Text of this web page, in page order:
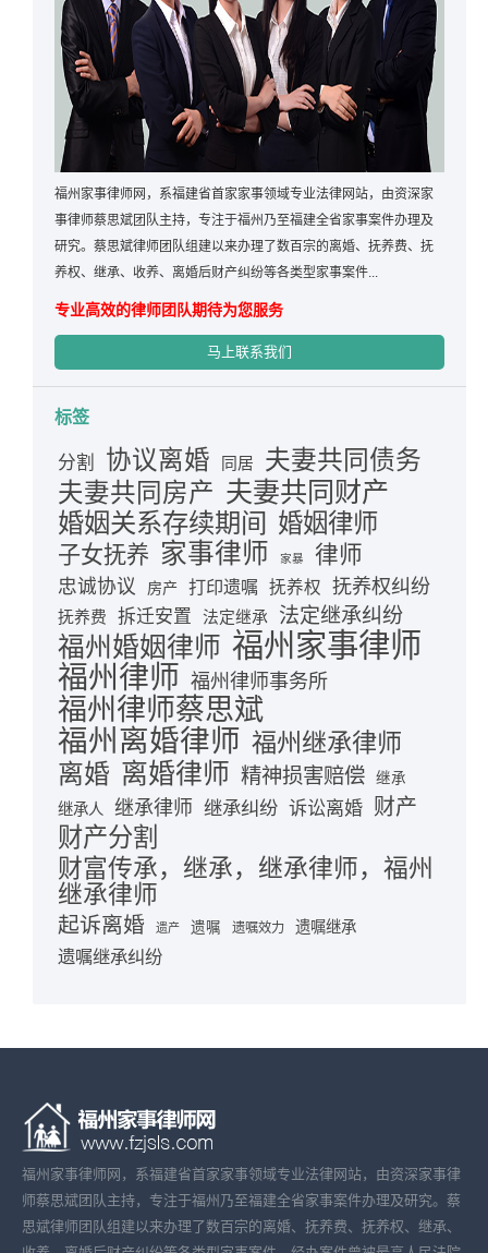
福州家事律师网，系福建省首家家事领域专业法律网站，由资深家
事律师蔡思斌团队主持，专注于福州乃至福建全省家事案件办理及
研究。蔡思斌律师团队组建以来办理了数百宗的离婚、抚养费、抚
养权、继承、收养、离婚后财产纠纷等各类型家事案件...
专业高效的律师团队期待为您服务
马上联系我们
标签
分割 协议离婚 同居 夫妻共同债务
夫妻共同房产 夫妻共同财产
婚姻关系存续期间 婚姻律师
子女抚养 家事律师 家暴 律师
忠诚协议 房产 打印遗嘱 抚养权 抚养权纠纷
抚养费 拆迁安置 法定继承 法定继承纠纷
福州婚姻律师 福州家事律师
福州律师 福州律师事务所
福州律师蔡思斌
福州离婚律师 福州继承律师
离婚 离婚律师 精神损害赔偿 继承
继承人 继承律师 继承纠纷 诉讼离婚 财产
财产分割
财富传承，继承，继承律师，福州
继承律师
起诉离婚 遗产 遗嘱 遗嘱效力 遗嘱继承
遗嘱继承纠纷
福州家事律师网，系福建省首家家事领域专业法律网站，由资深家事律
师蔡思斌团队主持，专注于福州乃至福建全省家事案件办理及研究。蔡
思斌律师团队组建以来办理了数百宗的离婚、抚养费、抚养权、继承、